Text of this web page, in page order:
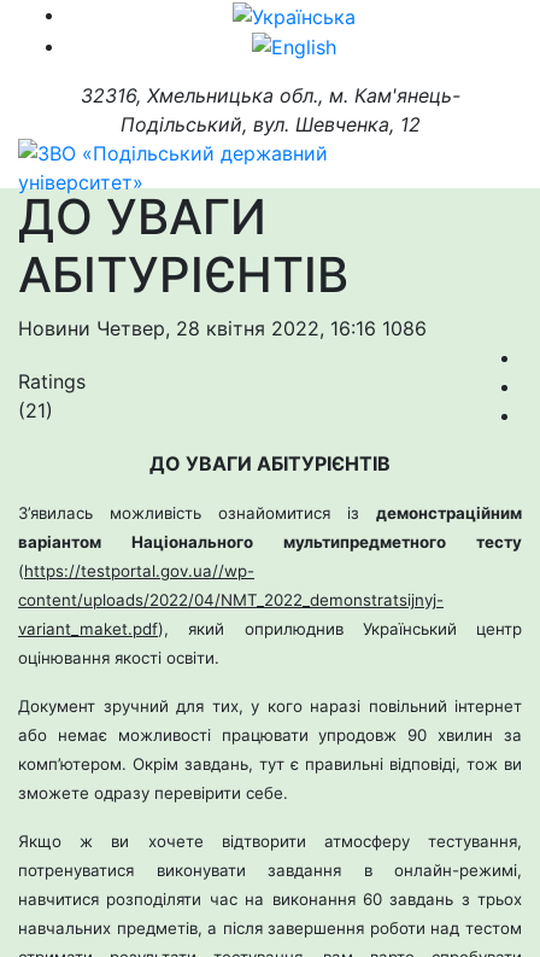
32316, Хмельницька обл., м. Кам'янець-
Подільський, вул. Шевченка, 12
ДО УВАГИ
АБІТУРІЄНТІВ
Новини Четвер, 28 квітня 2022, 16:16 1086
Ratings
(21)
ДО УВАГИ АБІТУРІЄНТІВ
З’явилась можливість ознайомитися із демонстраційним
варіантом Національного мультипредметного тесту
(https://testportal.gov.ua//wp-
content/uploads/2022/04/NMT_2022_demonstratsijnyj-
variant_maket.pdf), який оприлюднив Український центр
оцінювання якості освіти.
Документ зручний для тих, у кого наразі повільний інтернет
або немає можливості працювати упродовж 90 хвилин за
комп’ютером. Окрім завдань, тут є правильні відповіді, тож ви
зможете одразу перевірити себе.
Якщо ж ви хочете відтворити атмосферу тестування,
потренуватися виконувати завдання в онлайн-режимі,
навчитися розподіляти час на виконання 60 завдань з трьох
навчальних предметів, а після завершення роботи над тестом